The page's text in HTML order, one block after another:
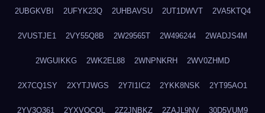
2UBGKVBI 2UFYK23Q 2UHBAVSU 2UT1DWVT 2VA5KTQ4
2VUSTJE1 2VY55Q8B 2W29565T 2W496244 2WADJS4M
2WGUIKKG 2WK2EL88 2WNPNKRH 2WV0ZHMD
2X7CQ1SY 2XYTJWGS 2Y7I1IC2 2YKK8NSK 2YT95AO1
2YV3O361 2YXVOCOL 2Z2JNBKZ 2ZAJL9NV 30D5VUM9